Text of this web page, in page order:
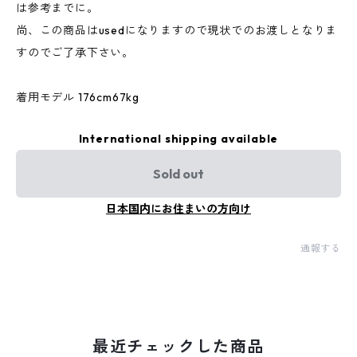
は参考までに。
尚、この商品はusedになりますので現状でのお渡しとなりま
すのでご了承下さい。
着用モデル 176cm67kg
International shipping available
Sold out
日本国内にお住まいの方向け
通報する
最近チェックした商品